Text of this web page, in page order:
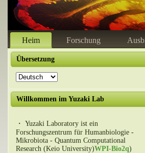
Heim Forschung
Übersetzung
Willkommen im Yuzaki Lab
・ Yuzaki Laboratory ist ein
Forschungszentrum für Humanbiologie -
Mikrobiota - Quantum Computational
Research (Keio University)WPI-Bio2q)